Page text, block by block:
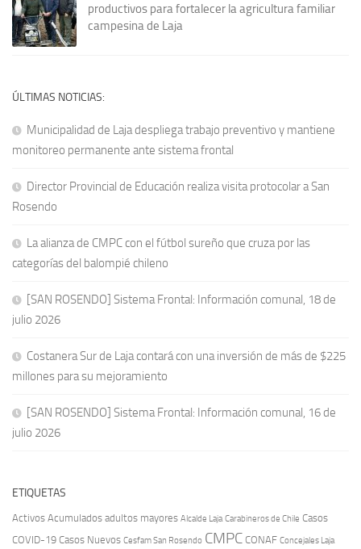
productivos para fortalecer la agricultura familiar
campesina de Laja
ÚLTIMAS NOTICIAS:
Municipalidad de Laja despliega trabajo preventivo y mantiene
monitoreo permanente ante sistema frontal
Director Provincial de Educación realiza visita protocolar a San
Rosendo
La alianza de CMPC con el fútbol sureño que cruza por las
categorías del balompié chileno
[SAN ROSENDO] Sistema Frontal: Información comunal, 18 de
julio 2026
Costanera Sur de Laja contará con una inversión de más de $225
millones para su mejoramiento
[SAN ROSENDO] Sistema Frontal: Información comunal, 16 de
julio 2026
ETIQUETAS
Activos Acumulados adultos mayores Alcalde Laja Carabineros de Chile Casos
COVID-19 Casos Nuevos Cesfam San Rosendo CMPC CONAF Concejales Laja